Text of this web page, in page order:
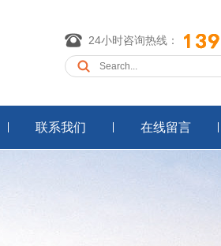
24小时咨询热线：
联系我们 在线留言